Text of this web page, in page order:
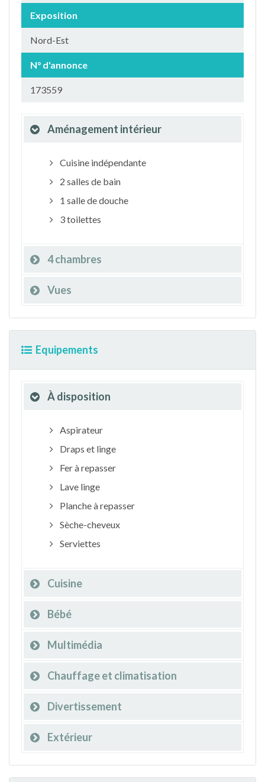
Exposition
Nord-Est
N° d'annonce
173559
Aménagement intérieur
Cuisine indépendante
2 salles de bain
1 salle de douche
3 toilettes
4 chambres
Vues
Equipements
À disposition
Aspirateur
Draps et linge
Fer à repasser
Lave linge
Planche à repasser
Sèche-cheveux
Serviettes
Cuisine
Bébé
Multimédia
Chauffage et climatisation
Divertissement
Extérieur